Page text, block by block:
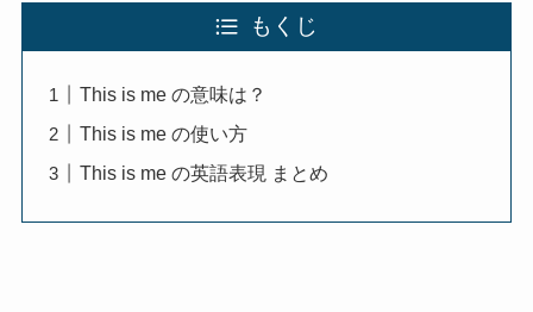
もくじ
This is me の意味は？
This is me の使い方
This is me の英語表現 まとめ